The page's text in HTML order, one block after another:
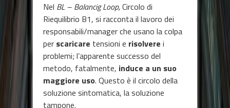
Nel BL – Balancig Loop,Circolo di
Riequilibrio B1, si racconta il lavoro dei
responsabili/manager che usano la colpa
per scaricare tensioni e risolvere i
problemi; l’apparente successo del
metodo, fatalmente, induce a un suo
maggiore uso. Questo è il circolo della
soluzione sintomatica, la soluzione
tampone.